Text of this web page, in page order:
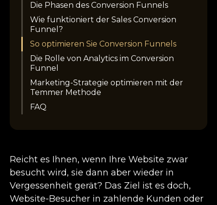
Reicht es Ihnen, wenn Ihre Website zwar
besucht wird, sie dann aber wieder in
Vergessenheit gerät? Das Ziel ist es doch,
Website-Besucher in zahlende Kunden oder
Die Phasen des Conversion Funnels
Wie funktioniert der Sales Conversion
Funnel?
So optimieren Sie Conversion Funnels
Die Rolle von Analytics im Conversion
Funnel
Marketing-Strategie optimieren mit der
Temmer Methode
FAQ